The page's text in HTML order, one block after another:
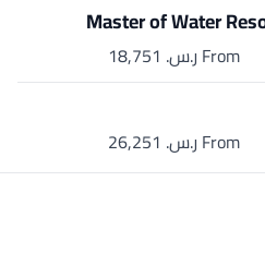
Master of Water
From ر.س.‏ 18,751
From ر.س.‏ 26,251